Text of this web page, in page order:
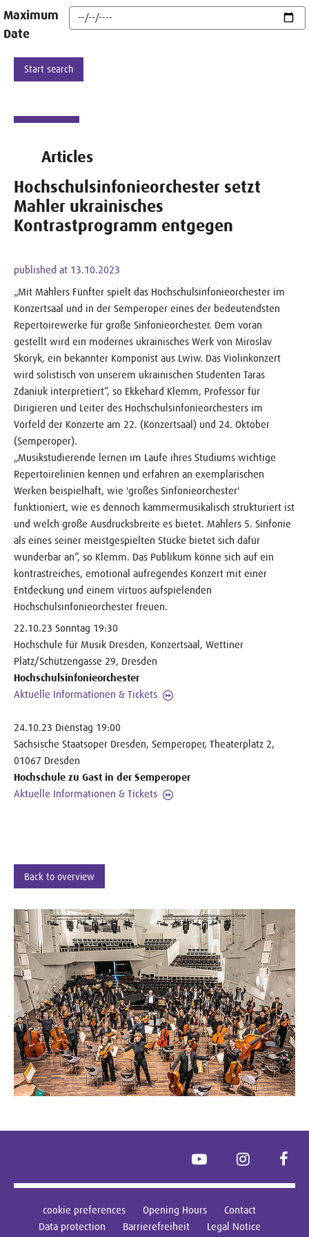
Maximum
Date
Articles
Hochschulsinfonieorchester setzt
Mahler ukrainisches
Kontrastprogramm entgegen
published at 13.10.2023
„Mit Mahlers Fünfter spielt das Hochschulsinfonieorchester im
Konzertsaal und in der Semperoper eines der bedeutendsten
Repertoirewerke für große Sinfonieorchester. Dem voran
gestellt wird ein modernes ukrainisches Werk von Miroslav
Skoryk, ein bekannter Komponist aus Lwiw. Das Violinkonzert
wird solistisch von unserem ukrainischen Studenten Taras
Zdaniuk interpretiert“, so Ekkehard Klemm, Professor für
Dirigieren und Leiter des Hochschulsinfonieorchesters im
Vorfeld der Konzerte am 22. (Konzertsaal) und 24. Oktober
(Semperoper).
„Musikstudierende lernen im Laufe ihres Studiums wichtige
Repertoirelinien kennen und erfahren an exemplarischen
Werken beispielhaft, wie 'großes Sinfonieorchester'
funktioniert, wie es dennoch kammermusikalisch strukturiert ist
und welch große Ausdrucksbreite es bietet. Mahlers 5. Sinfonie
als eines seiner meistgespielten Stücke bietet sich dafür
wunderbar an“, so Klemm. Das Publikum könne sich auf ein
kontrastreiches, emotional aufregendes Konzert mit einer
Entdeckung und einem virtuos aufspielenden
Hochschulsinfonieorchester freuen.
22.10.23 Sonntag 19:30
Hochschule für Musik Dresden, Konzertsaal, Wettiner
Platz/Schützengasse 29, Dresden
Hochschulsinfonieorchester
Aktuelle Informationen & Tickets
24.10.23 Dienstag 19:00
Sächsische Staatsoper Dresden, Semperoper, Theaterplatz 2,
01067 Dresden
Hochschule zu Gast in der Semperoper
Aktuelle Informationen & Tickets
Back to overview
YouTube Instagram
cookie preferences Opening Hours
Contact
Data protection
Barrierefreiheit Legal Notice